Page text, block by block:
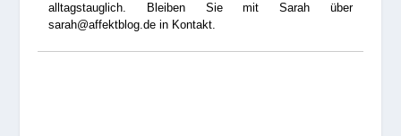
alltagstauglich. Bleiben Sie mit Sarah über
sarah@affektblog.de in Kontakt.